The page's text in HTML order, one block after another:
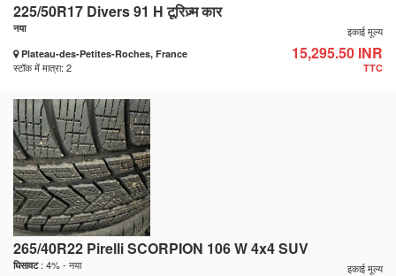
225/50R17 Divers 91 H टूरिज़्म कार
नया
Plateau-des-Petites-Roches, France
स्टॉक में मात्रा: 2
इकाई मूल्य
15,295.50 INR
TTC
265/40R22 Pirelli SCORPION 106 W 4x4 SUV
घिसावट: 4% - नया इकाई मूल्य